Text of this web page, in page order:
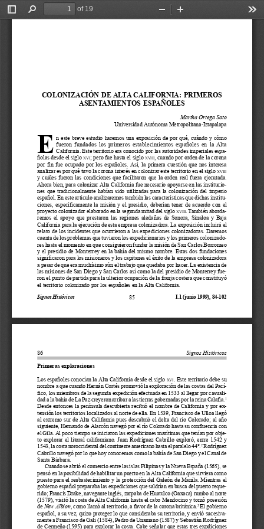
Toggle
Find
of 19
Zoom
85
COLONIZACIÓN DE ALTA CALIFORNIA: PRIMEROS
ASENTAMIENTOS  ESPAÑOLES
Martha Ortega Soto
Universidad Autónoma Metropolitana-Iztapalapa
E n  este  breve  estudio  haremos  una  exposición  de  por  qué,  cuándo  y  cómo
fueron  fundados  los  primeros  establecimientos  españoles  en  la  Alta
California. Este territorio era conocido por las autoridades imperiales espa-
ñolas desde el siglo XVI; pero fue hasta el siglo XVIII
, cuando por orden de la corona
por  fin  fue  ocupado  por  los  españoles.  Así,  la  primera  cuestión  que  nos  interesa
analizar es por qué tuvo la corona interés en colonizar este territorio en el siglo XVIII
y  cuáles  fueron  las  condiciones  que  facilitaron  que  la  orden  real  fuera  ejecutada.
Ahora bien, para colonizar Alta California fue necesario apoyarse en las institucio-
nes  que  tradicionalmente  habían  sido  utilizadas  para  la  colonización  del  imperio
español. En este artículo analizaremos también las características que dichas institu-
ciones,  específicamente  la  misión  y  el  presidio,  deberían  tener  de  acuerdo  con  el
proyecto colonizador elaborado en la segunda mitad del siglo XVIII . También aborda-
remos  el  apoyo  que  prestaron  las  regiones  aledañas  de  Sonora,  Sinaloa  y  Baja
California para la ejecución de esta empresa colonizadora. La exposición incluirá el
relato de los incidentes que ocurrieron a las expediciones colonizadoras. Daremos
cuenta de los problemas que tuvieron los expedicionarios y los primeros colonizado-
res hasta el momento en que consiguieron fundar la misión de San Carlos Borromeo
y  el  presidio  de  Monterrey  en  la  bahía  del  mismo  nombre.  Estas  dos  fundaciones
significaron para los misioneros y los capitanes el éxito de la empresa colonizadora
a pesar de que era muchísimo aún el trabajo que quedaba por hacer. La existencia de
las misiones de San Diego y San Carlos así como la del presidio de Monterrey fue-
ron el punto de partida para la ulterior ocupación de la franja costera que constituyó
el territorio colonizado por los españoles en la Alta California.
I.1 (junio 1999), 84-102
Signos Históricos
Signos Históricos
86
Primeras exploraciones
Los españoles conocían la Alta California desde el siglo XVI
. Este territorio debe su
nombre a que cuando Hernán Cortés promovió la exploración de las costas del Pací-
fico, los miembros de la segunda expedición efectuada en 1533 al llegar por casuali-
dad a la bahía de La Paz creyeron arribar a las tierras gobernadas por la reina Calafia.
1
Desde entonces la península descubierta recibió el nombre de California y por ex-
tensión los territorios localizados al norte de ella. En 1539, Francisco de Ulloa llegó
al extremo sur de Alta California pues descubrió el delta del río Colorado; al año
siguiente, Hernando de Alarcón navegó por el río Colorado hasta su confluencia con
el Gila. Al poco tiempo se iniciaron las expediciones marítimas que tenían por obje-
to  explorar  el  litoral  californiano.  Juan  Rodríguez  Cabrillo  exploró,  entre  1542  y
1543, la costa noroccidental del continente americano hasta el paralelo 44°. 2 Rodríguez
Cabrillo navegó por lo que hoy conocemos como la bahía de San Diego y el Canal de
Santa Bárbara.
Cuando se abrió el comercio entre las islas Filipinas y la Nueva España (1565), se
pensó en la posibilidad de habilitar un puerto en la Alta California que sirviera como
puesto para el reabastecimiento y la protección del Galeón de Manila. Mientras el
gobierno español preparaba las expediciones que saldrían en busca del puerto reque-
rido; Francis Drake, navegante inglés, zarpaba de Huatulco (Oaxaca) rumbo al norte
(1579), visitó la costa de Alta California hasta el cabo Mendocino y tomó posesión
de New Albion, como llamó al territorio, a favor de la corona británica. 3 El gobierno
español, a su vez, quizo proteger lo que consideraba su territorio, y envió sucesiva-
mente a Francisco de Gali (1584), Pedro de Unamano (1587) y Sebastián Rodríguez
de Cermeño (1595) para explorar la costa. Cabe señalar que estas tres expdiciones